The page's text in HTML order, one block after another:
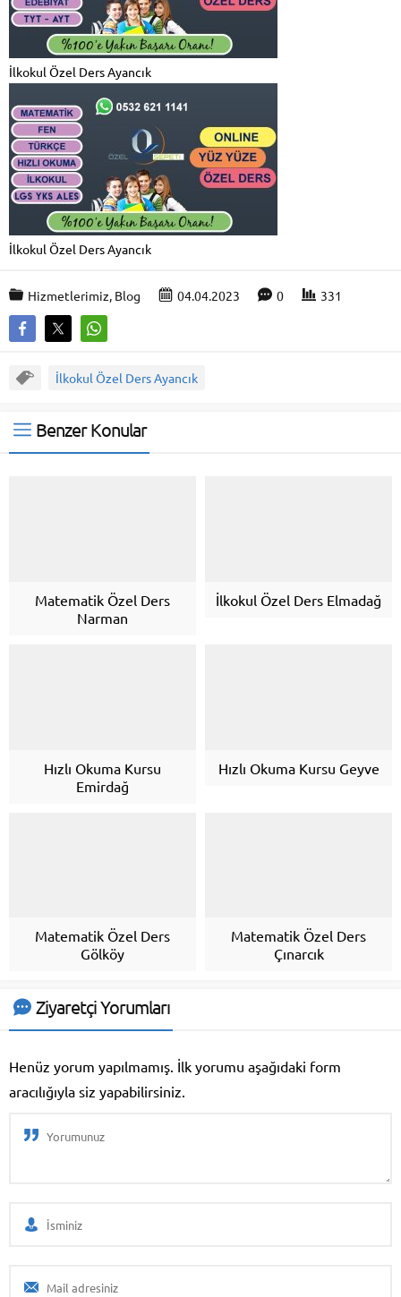
İlkokul Özel Ders Ayancık
İlkokul Özel Ders Ayancık
Hizmetlerimiz, Blog 04.04.2023 0 331
İlkokul Özel Ders Ayancık
Benzer Konular
Matematik Özel Ders
Narman
İlkokul Özel Ders Elmadağ
Hızlı Okuma Kursu
Emirdağ
Hızlı Okuma Kursu Geyve
Matematik Özel Ders
Gölköy
Matematik Özel Ders
Çınarcık
Ziyaretçi Yorumları
Henüz yorum yapılmamış. İlk yorumu aşağıdaki form
aracılığıyla siz yapabilirsiniz.